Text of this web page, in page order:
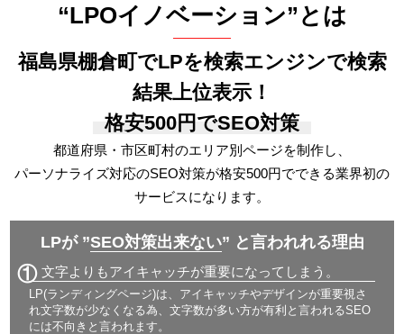
“LPOイノベーション”とは
福島県棚倉町でLPを検索エンジンで検索
結果上位表示！
格安500円でSEO対策
都道府県・市区町村のエリア別ページを制作し、
パーソナライズ対応のSEO対策が格安500円でできる業界初の
サービスになります。
LPが ”SEO対策出来ない” と言われれる理由
① 文字よりもアイキャッチが重要になってしまう。
LP(ランディングページ)は、アイキャッチやデザインが重要視さ
れ文字数が少なくなる為、文字数が多い方が有利と言われるSEO
には不向きと言われます。